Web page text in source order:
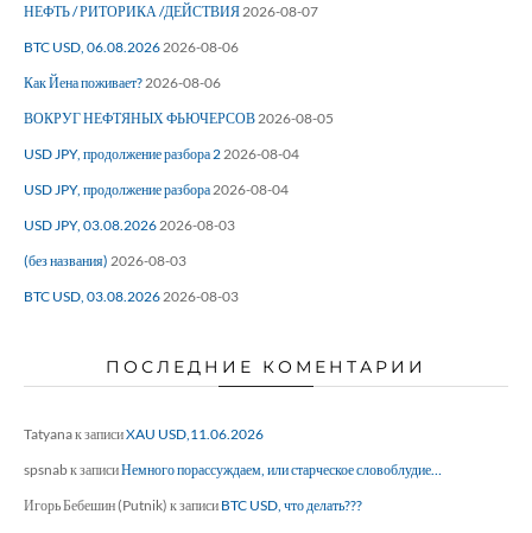
НЕФТЬ / РИТОРИКА /ДЕЙСТВИЯ2026-08-07
BTC USD, 06.08.20262026-08-06
Как Йена поживает?2026-08-06
ВОКРУГ НЕФТЯНЫХ ФЬЮЧЕРСОВ2026-08-05
USD JPY, продолжение разбора 22026-08-04
USD JPY, продолжение разбора2026-08-04
USD JPY, 03.08.20262026-08-03
(без названия) 2026-08-03
BTC USD, 03.08.20262026-08-03
ПОСЛЕДНИЕ КОМЕНТАРИИ
Tatyanaк записиXAU USD,11.06.2026
spsnabк записиНемного порассуждаем, или старческое словоблудие…
Игорь Бебешин (Putnik) к записи BTC USD, что делать???